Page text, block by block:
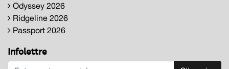
Odyssey 2026
Ridgeline 2026
Passport 2026
Infolettre